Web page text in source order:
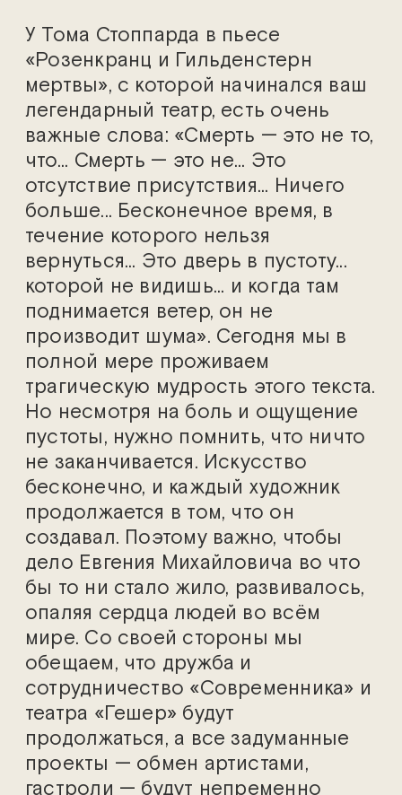
У Тома Стоппарда в пьесе
«Розенкранц и Гильденстерн
мертвы», с которой начинался ваш
легендарный театр, есть очень
важные слова: «Смерть — это не то,
что... Смерть — это не... Это
отсутствие присутствия... Ничего
больше... Бесконечное время, в
течение которого нельзя
вернуться... Это дверь в пустоту...
которой не видишь... и когда там
поднимается ветер, он не
производит шума». Сегодня мы в
полной мере проживаем
трагическую мудрость этого текста.
Но несмотря на боль и ощущение
пустоты, нужно помнить, что ничто
не заканчивается. Искусство
бесконечно, и каждый художник
продолжается в том, что он
создавал. Поэтому важно, чтобы
дело Евгения Михайловича во что
бы то ни стало жило, развивалось,
опаляя сердца людей во всём
мире. Со своей стороны мы
обещаем, что дружба и
сотрудничество «Современника» и
театра «Гешер» будут
продолжаться, а все задуманные
проекты — обмен артистами,
гастроли — будут непременно